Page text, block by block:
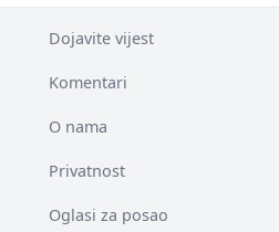
Dojavite vijest
Komentari
O nama
Privatnost
Oglasi za posao